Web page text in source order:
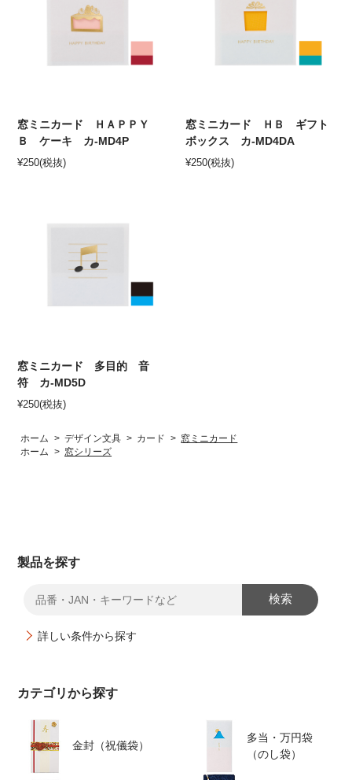
窓ミニカード ＨＡＰＰＹ
Ｂ ケーキ カ-MD4P
¥250(税抜)
窓ミニカード ＨＢ ギフト
ボックス カ-MD4DA
¥250(税抜)
窓ミニカード 多目的 音
符 カ-MD5D
¥250(税抜)
ホーム > デザイン文具 > カード > 窓ミニカード
ホーム > 窓シリーズ
製品を探す
検索
詳しい条件から探す
カテゴリから探す
金封（祝儀袋）
多当・万円袋
（のし袋）